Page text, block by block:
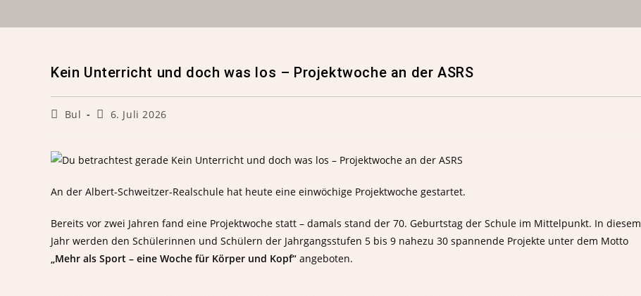
Kein Unterricht und doch was los – Projektwoche an der ASRS
Bul 6. Juli 2026
An der Albert-Schweitzer-Realschule hat heute eine einwöchige Projektwoche gestartet.
Bereits vor zwei Jahren fand eine Projektwoche statt – damals stand der 70. Geburtstag der Schule im Mittelpunkt. In diesem
Jahr werden den Schülerinnen und Schülern der Jahrgangsstufen 5 bis 9 nahezu 30 spannende Projekte unter dem Motto
„Mehr als Sport – eine Woche für Körper und Kopf“ angeboten.